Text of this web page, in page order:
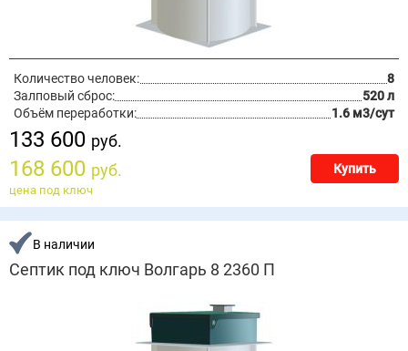
Количество человек:
8
Залповый сброс:
520 л
Объём переработки:
1.6 м3/сут
133 600 руб.
168 600 руб. Купить
цена под ключ
В наличии
Септик под ключ Волгарь 8 2360 П